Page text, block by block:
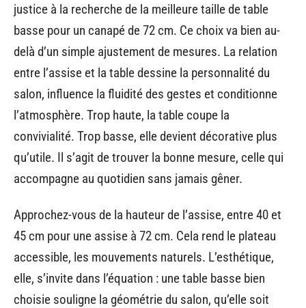
justice à la recherche de la meilleure taille de table
basse pour un canapé de 72 cm. Ce choix va bien au-
delà d’un simple ajustement de mesures. La relation
entre l’assise et la table dessine la personnalité du
salon, influence la fluidité des gestes et conditionne
l’atmosphère. Trop haute, la table coupe la
convivialité. Trop basse, elle devient décorative plus
qu’utile. Il s’agit de trouver la bonne mesure, celle qui
accompagne au quotidien sans jamais gêner.
Approchez-vous de la hauteur de l’assise, entre 40 et
45 cm pour une assise à 72 cm. Cela rend le plateau
accessible, les mouvements naturels. L’esthétique,
elle, s’invite dans l’équation : une table basse bien
choisie souligne la géométrie du salon, qu’elle soit